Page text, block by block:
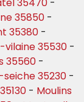
35470 -
35850 -
35380 -
vilaine 35530 -
35560 -
35230 -
- Moulins